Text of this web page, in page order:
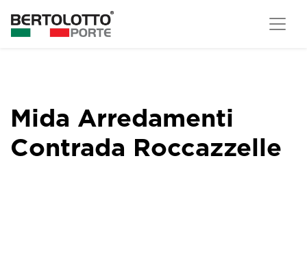
Mida Arredamenti
Contrada Roccazzelle